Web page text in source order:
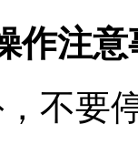
作注意
不要